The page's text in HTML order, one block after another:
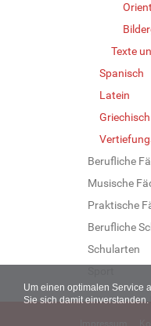
Um einen optimalen Service
Sie sich damit
Texte
Spanisch
Latein
Griechisch
Berufliche
Musische
Praktische
Berufliche
Schularten